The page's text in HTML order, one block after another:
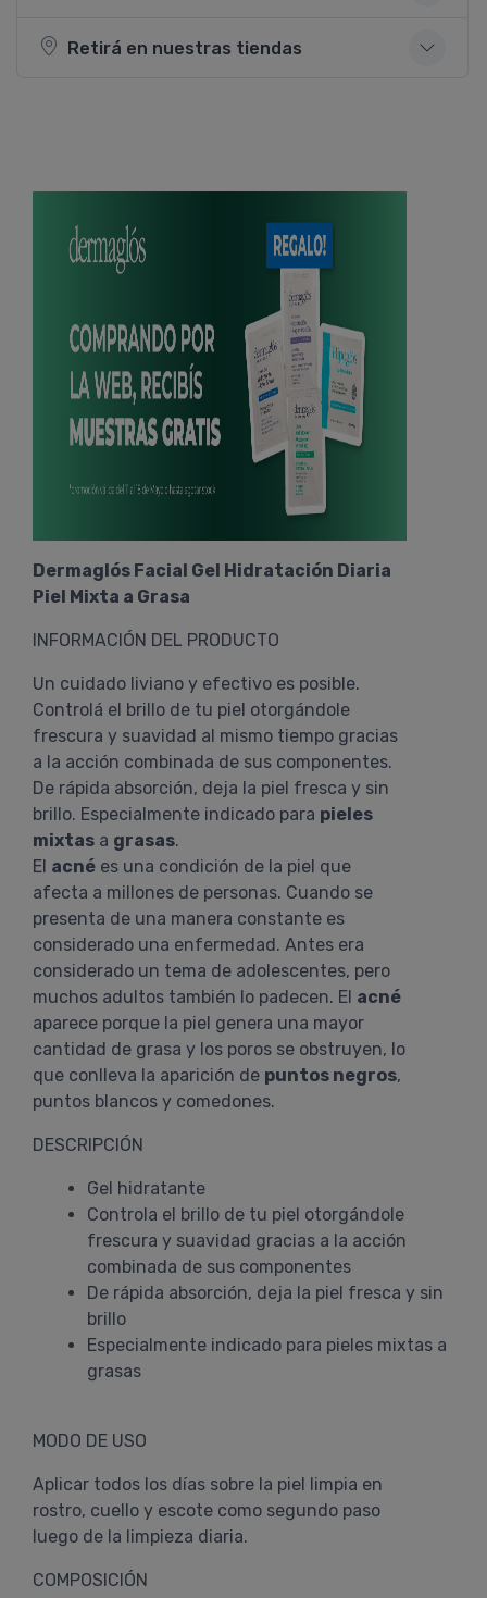
Retirá en nuestras tiendas
Dermaglós Facial Gel Hidratación Diaria
Piel Mixta a Grasa
INFORMACIÓN DEL PRODUCTO
Un cuidado liviano y efectivo es posible.
Controlá el brillo de tu piel otorgándole
frescura y suavidad al mismo tiempo gracias
a la acción combinada de sus componentes.
De rápida absorción, deja la piel fresca y sin
brillo. Especialmente indicado para pieles
mixtas a grasas.
El acné es una condición de la piel que
afecta a millones de personas. Cuando se
presenta de una manera constante es
considerado una enfermedad. Antes era
considerado un tema de adolescentes, pero
muchos adultos también lo padecen. El acné
aparece porque la piel genera una mayor
cantidad de grasa y los poros se obstruyen, lo
que conlleva la aparición de puntos negros,
puntos blancos y comedones.
DESCRIPCIÓN
Gel hidratante
Controla el brillo de tu piel otorgándole
frescura y suavidad gracias a la acción
combinada de sus componentes
De rápida absorción, deja la piel fresca y sin
brillo
Especialmente indicado para pieles mixtas a
grasas
MODO DE USO
Aplicar todos los días sobre la piel limpia en
rostro, cuello y escote como segundo paso
luego de la limpieza diaria.
COMPOSICIÓN